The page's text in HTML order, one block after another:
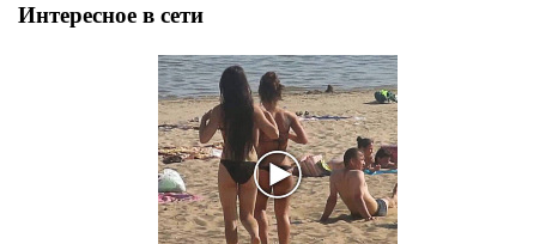
Интересное в сети